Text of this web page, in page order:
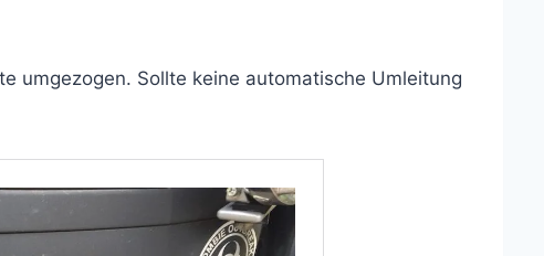
umgezogen. Sollte keine automatische Umleitung